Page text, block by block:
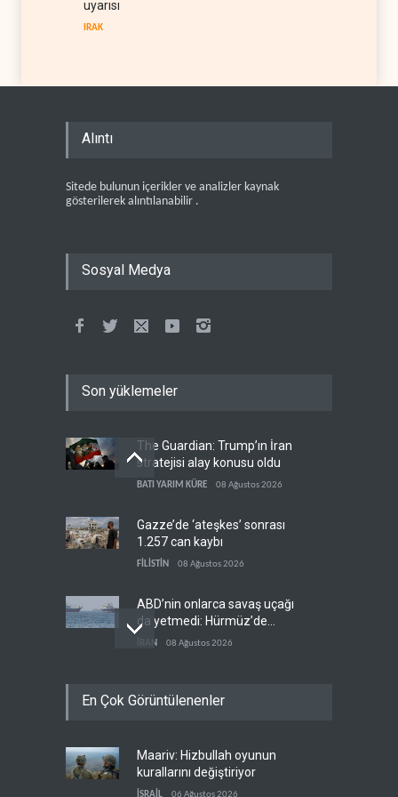
uyarısı
IRAK
Alıntı
Sitede bulunun içerikler ve analizler kaynak
gösterilerek alıntılanabilir .
Sosyal Medya
Son yüklemeler
The Guardian: Trump’ın İran
stratejisi alay konusu oldu
BATI YARIM KÜRE 08 Ağustos 2026
Gazze’de ‘ateşkes’ sonrası
1.257 can kaybı
FİLİSTİN 08 Ağustos 2026
ABD’nin onlarca savaş uçağı
da yetmedi: Hürmüz’de
gemi vuruldu
İRAN 08 Ağustos 2026
'Arap projesi' uyarısı
Mossad’ın İran'a karşı Kürt
planı neden çöktü?
En Çok Görüntülenenler
Maariv: Hizbullah oyunun
kurallarını değiştiriyor